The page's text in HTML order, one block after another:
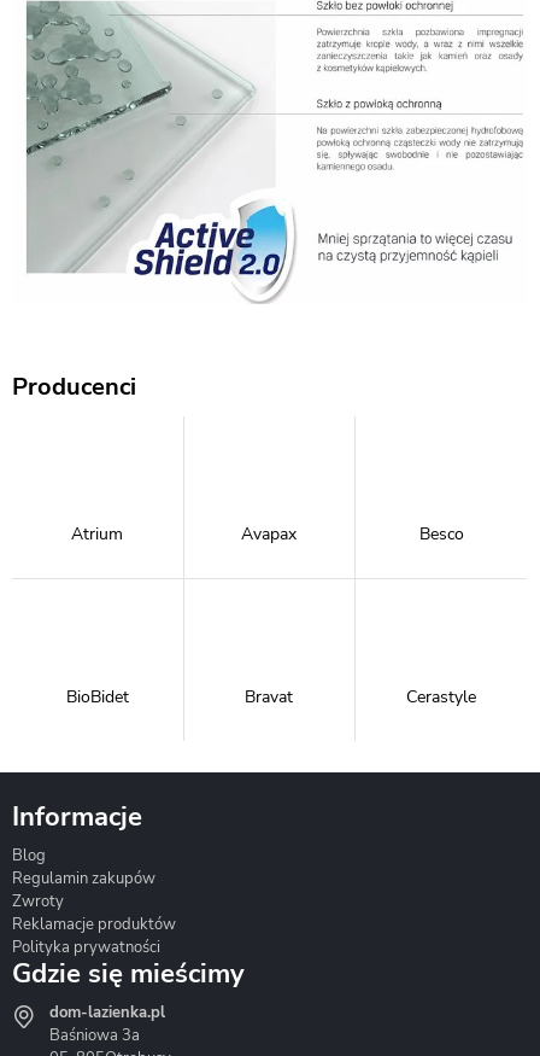
Producenci
Atrium Avapax Besco
BioBidet Bravat Cerastyle
Hydrostop
Informacje
Blog
Regulamin zakupów
Zwroty
Reklamacje produktów
Polityka prywatności
Gdzie się mieścimy
dom-lazienka.pl
Baśniowa 3a